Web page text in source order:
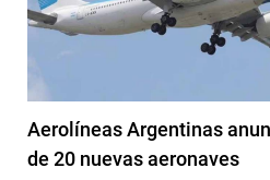
Aerolíneas Argentinas
de 20 nuevas aeronaves